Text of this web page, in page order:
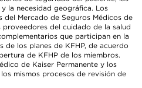
la necesidad geográfica. Los
del Mercado de Seguros Médicos de
del cuidado de la salud
que participan en la
los planes de KFHP, de acuerdo
de KFHP de los miembros.
de Kaiser Permanente y los
mismos procesos de revisión de